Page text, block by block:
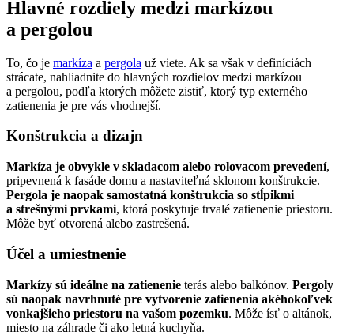
Hlavné rozdiely medzi markízou
a pergolou
To, čo je markíza a pergola už viete. Ak sa však v definíciách
strácate, nahliadnite do hlavných rozdielov medzi markízou
a pergolou, podľa ktorých môžete zistiť, ktorý typ externého
zatienenia je pre vás vhodnejší.
Konštrukcia a dizajn
Markíza je obvykle v skladacom alebo rolovacom prevedení,
pripevnená k fasáde domu a nastaviteľná sklonom konštrukcie.
Pergola je naopak samostatná konštrukcia so stĺpikmi
a strešnými prvkami, ktorá poskytuje trvalé zatienenie priestoru.
Môže byť otvorená alebo zastrešená.
Účel a umiestnenie
Markízy sú ideálne na zatienenie terás alebo balkónov. Pergoly
sú naopak navrhnuté pre vytvorenie zatienenia akéhokoľvek
vonkajšieho priestoru na vašom pozemku. Môže ísť o altánok,
miesto na záhrade či ako letná kuchyňa.